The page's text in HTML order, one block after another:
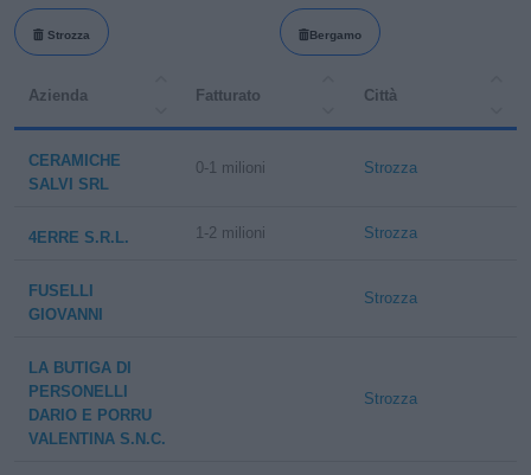
Strozza Bergamo
Azienda Fatturato Città
CERAMICHE
SALVI SRL
0-1 milioni Strozza
4ERRE S.R.L. 1-2 milioni Strozza
FUSELLI
GIOVANNI
Strozza
LA BUTIGA DI
PERSONELLI
DARIO E PORRU
VALENTINA S.N.C.
Strozza